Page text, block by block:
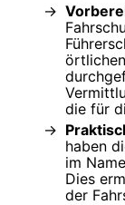
die für
haben
im
Dies
der